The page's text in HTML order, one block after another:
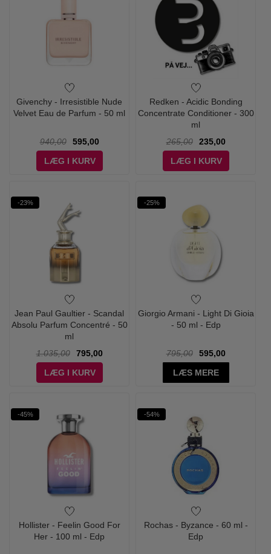
Givenchy - Irresistible Nude
Velvet Eau de Parfum - 50 ml
940,00
595,00
LÆG I KURV
Redken - Acidic Bonding
Concentrate Conditioner - 300
ml
265,00
235,00
LÆG I KURV
-23%
Jean Paul Gaultier - Scandal
Absolu Parfum Concentré - 50
ml
1.035,00
795,00
LÆG I KURV
-25%
Giorgio Armani - Light Di Gioia
- 50 ml - Edp
795,00
595,00
LÆS MERE
-45%
Hollister - Feelin Good For
Her - 100 ml - Edp
-54%
Rochas - Byzance - 60 ml -
Edp